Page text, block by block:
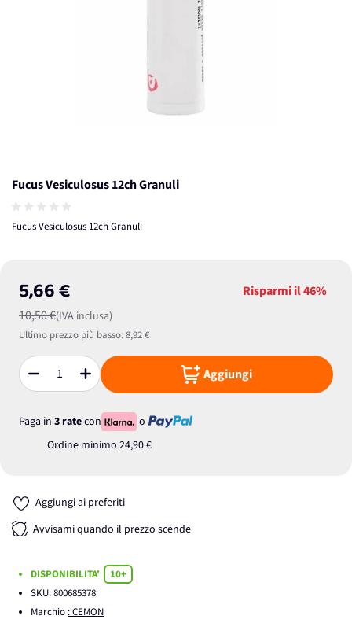
Fucus Vesiculosus 12ch Granuli
Fucus Vesiculosus 12ch Granuli
5,66 €
10,50 €(IVA inclusa)
Risparmi il46%
Ultimo prezzo più basso:8,92 €
Quantità Aggiungi
Paga in 3 ratecon
o
Ordine minimo 24,90 €
Aggiungi ai preferiti
Avvisami quando il prezzo scende
DISPONIBILITA'
10+
SKU:800685378
Marchio : CEMON